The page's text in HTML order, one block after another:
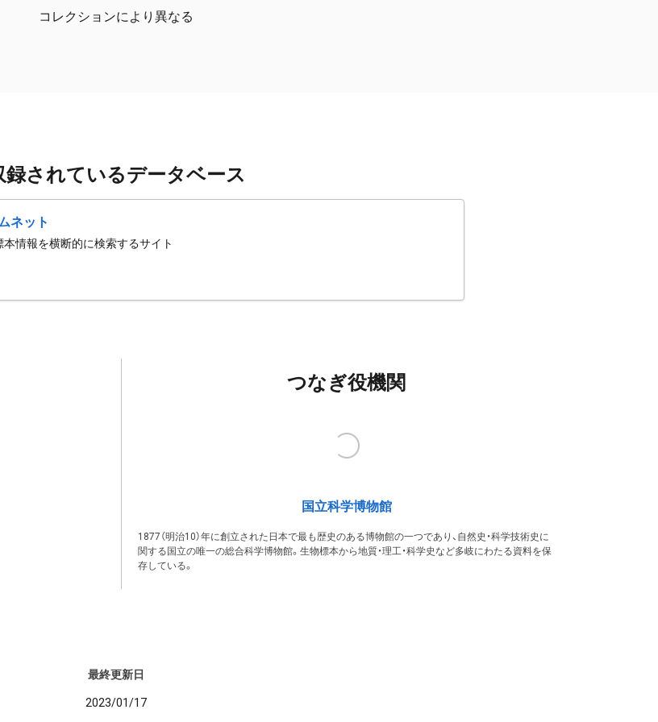
コレクションにより異なる
録されているデータベース
ネット
情報を横断的に検索するサイト
つなぎ役機関
国立科学博物館
1877（明治10）年に創立された日本で最も歴史のある博物館の一つであり、自然史・科学技術史に
関する国立の唯一の総合科学博物館。生物標本から地質・理工・科学史など多岐にわたる資料を保
存している。
最終更新日
2023/01/17